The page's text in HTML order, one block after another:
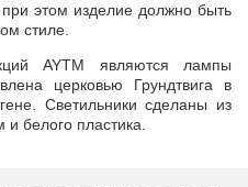
этом изделие должно быть
стиле.
AYTM являются лампы
церковью Грундтвига в
Светильники сделаны из
белого пластика.